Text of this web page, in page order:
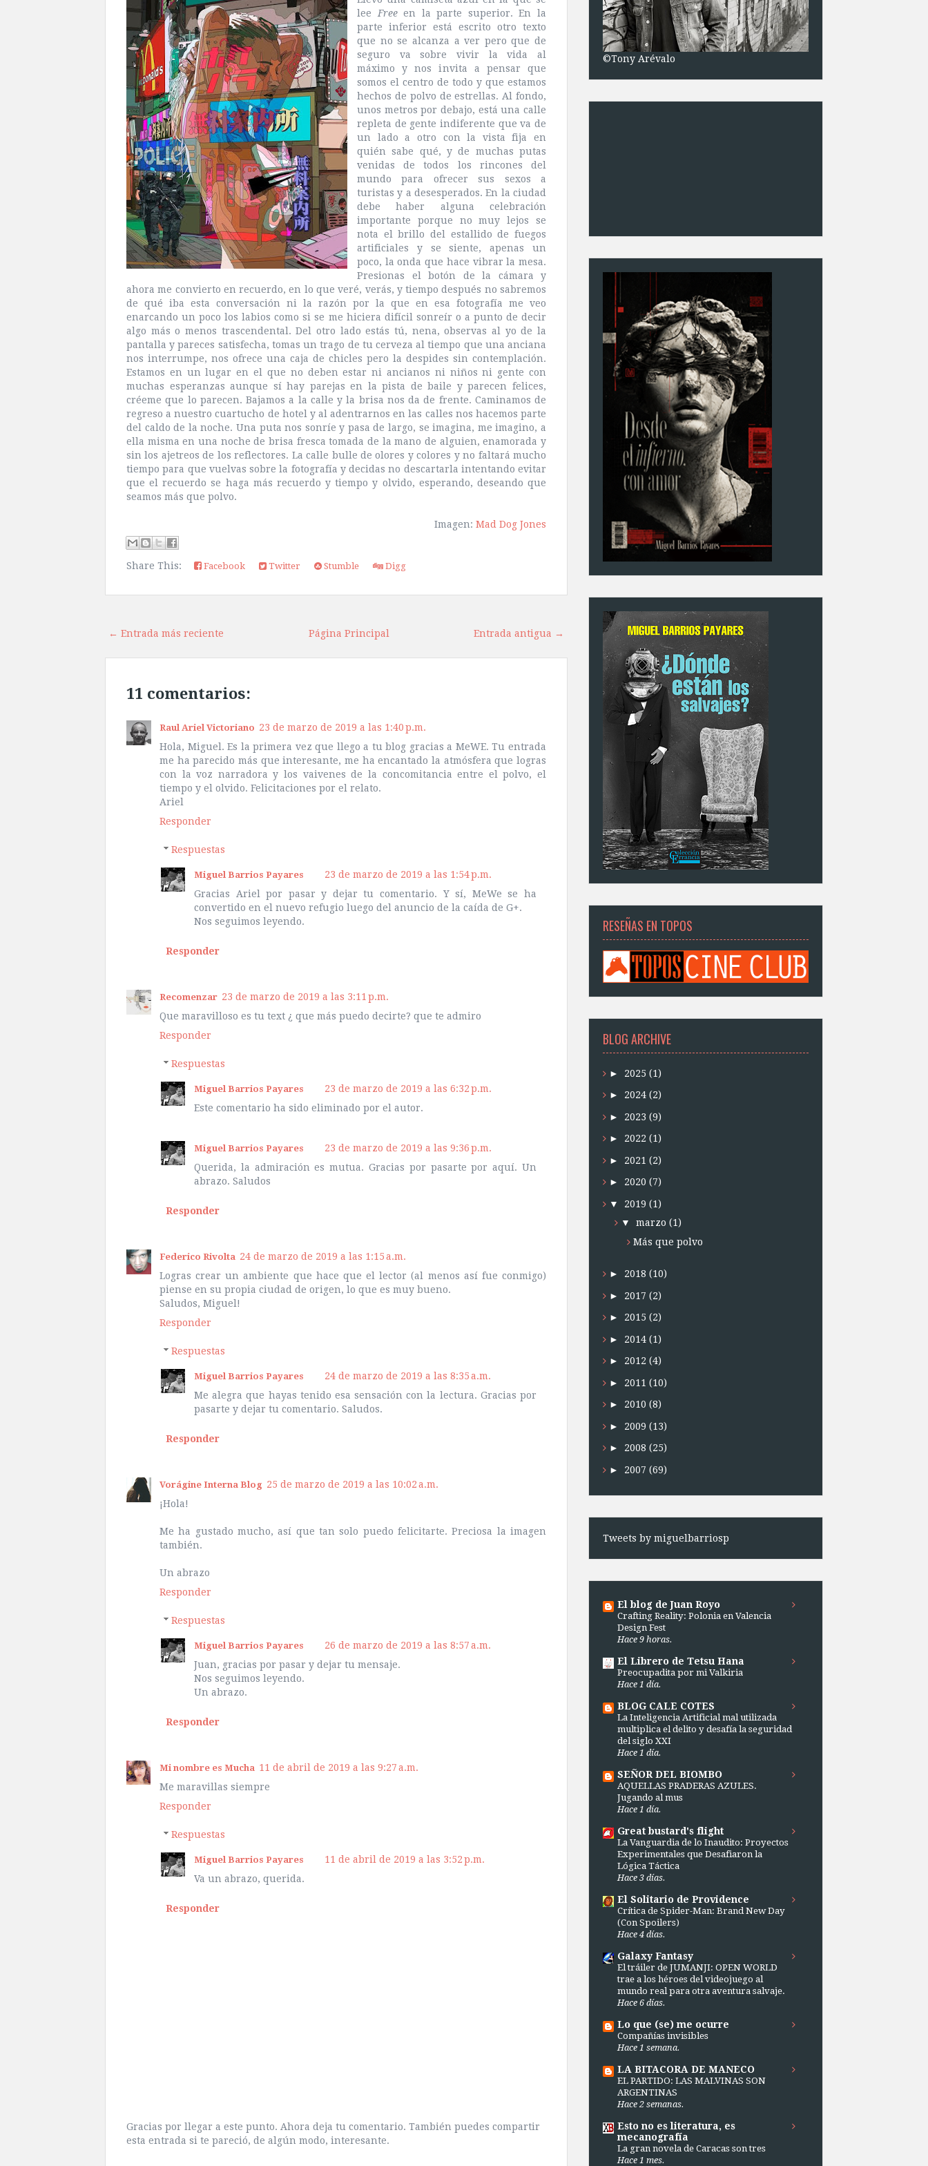
lee Freeen la parte superior. En la
parte inferior está escrito otro texto
que no se alcanza a ver pero que de
seguro va sobre vivir la vida al
máximo y nos invita a pensar que
somos el centro de todo y que estamos
hechos de polvo de estrellas. Al fondo,
unos metros por debajo, está una calle
repleta de gente indiferente que va de
un lado a otro con la vista fija en
quién sabe qué, y de muchas putas
venidas de todos los rincones del
mundo para ofrecer sus sexos a
turistas y a desesperados. En la ciudad
debe haber alguna celebración
importante porque no muy lejos se
nota el brillo del estallido de fuegos
artificiales y se siente, apenas un
poco, la onda que hace vibrar la mesa.
Presionas el botón de la cámara y
ahora me convierto en recuerdo, en lo que veré, verás, y tiempo después no sabremos
de qué iba esta conversación ni la razón por la que en esa fotografía me veo
enarcando un poco los labios como si se me hiciera difícil sonreír o a punto de decir
algo más o menos trascendental. Del otro lado estás tú, nena, observas al yo de la
pantalla y pareces satisfecha, tomas un trago de tu cerveza al tiempo que una anciana
nos interrumpe, nos ofrece una caja de chicles pero la despides sin contemplación.
Estamos en un lugar en el que no deben estar ni ancianos ni niños ni gente con
muchas esperanzas aunque sí hay parejas en la pista de baile y parecen felices,
créeme que lo parecen. Bajamos a la calle y la brisa nos da de frente. Caminamos de
regreso a nuestro cuartucho de hotel y al adentrarnos en las calles nos hacemos parte
del caldo de la noche. Una puta nos sonríe y pasa de largo, se imagina, me imagino, a
ella misma en una noche de brisa fresca tomada de la mano de alguien, enamorada y
sin los ajetreos de los reflectores. La calle bulle de olores y colores y no faltará mucho
tiempo para que vuelvas sobre la fotografía y decidas no descartarla intentando evitar
que el recuerdo se haga más recuerdo y tiempo y olvido, esperando, deseando que
seamos más que polvo.
Imagen: Mad Dog Jones
Share This: Facebook Twitter Stumble Digg
← Entrada más reciente Entrada antigua →
Página Principal
11 comentarios:
Raul Ariel Victoriano 23 de marzo de 2019 a las 1:40 p.m.
Hola, Miguel. Es la primera vez que llego a tu blog gracias a MeWE. Tu entrada
me ha parecido más que interesante, me ha encantado la atmósfera que logras
con la voz narradora y los vaivenes de la concomitancia entre el polvo, el
tiempo y el olvido. Felicitaciones por el relato.
Ariel
Responder
Respuestas
Miguel Barrios Payares
23 de marzo de 2019 a las 1:54 p.m.
Gracias Ariel por pasar y dejar tu comentario. Y sí, MeWe se ha
convertido en el nuevo refugio luego del anuncio de la caída de G+.
Nos seguimos leyendo.
Responder
Recomenzar 23 de marzo de 2019 a las 3:11 p.m.
Que maravilloso es tu text ¿ que más puedo decirte? que te admiro
Responder
Respuestas
Miguel Barrios Payares
23 de marzo de 2019 a las 6:32 p.m.
Este comentario ha sido eliminado por el autor.
Miguel Barrios Payares
23 de marzo de 2019 a las 9:36 p.m.
Querida, la admiración es mutua. Gracias por pasarte por aquí. Un
abrazo. Saludos
Responder
Federico Rivolta 24 de marzo de 2019 a las 1:15 a.m.
Logras crear un ambiente que hace que el lector (al menos así fue conmigo)
piense en su propia ciudad de origen, lo que es muy bueno.
Saludos, Miguel!
Responder
Respuestas
Miguel Barrios Payares
24 de marzo de 2019 a las 8:35 a.m.
Me alegra que hayas tenido esa sensación con la lectura. Gracias por
pasarte y dejar tu comentario. Saludos.
Responder
Vorágine Interna Blog 25 de marzo de 2019 a las 10:02 a.m.
¡Hola!
Me ha gustado mucho, así que tan solo puedo felicitarte. Preciosa la imagen
también.
Un abrazo
Responder
Respuestas
Miguel Barrios Payares
26 de marzo de 2019 a las 8:57 a.m.
Juan, gracias por pasar y dejar tu mensaje.
Nos seguimos leyendo.
Un abrazo.
Responder
Mi nombre es Mucha 11 de abril de 2019 a las 9:27 a.m.
Me maravillas siempre
Responder
Respuestas
Miguel Barrios Payares
11 de abril de 2019 a las 3:52 p.m.
Va un abrazo, querida.
Responder
Gracias por llegar a este punto. Ahora deja tu comentario. También puedes compartir
esta entrada si te pareció, de algún modo, interesante.
©Tony Arévalo
RESEÑAS EN TOPOS
BLOG ARCHIVE
► 2025 (1)
► 2024 (2)
► 2023 (9)
► 2022 (1)
► 2021 (2)
► 2020 (7)
▼
2019 (1)
▼
marzo (1)
Más que polvo
► 2018 (10)
► 2017 (2)
► 2015 (2)
► 2014 (1)
► 2012 (4)
► 2011 (10)
► 2010 (8)
► 2009 (13)
► 2008 (25)
► 2007 (69)
Tweets by miguelbarriosp
El blog de Juan Royo
Crafting Reality: Polonia en Valencia
Design Fest
Hace 9 horas.
El Librero de Tetsu Hana
Preocupadita por mi Valkiria
Hace 1 día.
BLOG CALE COTES
La Inteligencia Artificial mal utilizada
multiplica el delito y desafía la seguridad
del siglo XXI
Hace 1 día.
SEÑOR DEL BIOMBO
AQUELLAS PRADERAS AZULES.
Jugando al mus
Hace 1 día.
Great bustard's flight
La Vanguardia de lo Inaudito: Proyectos
Experimentales que Desafiaron la
Lógica Táctica
Hace 3 días.
El Solitario de Providence
Crítica de Spider-Man: Brand New Day
(Con Spoilers)
Hace 4 días.
Galaxy Fantasy
El tráiler de JUMANJI: OPEN WORLD
trae a los héroes del videojuego al
mundo real para otra aventura salvaje.
Hace 6 días.
Lo que (se) me ocurre
Compañías invisibles
Hace 1 semana.
LA BITACORA DE MANECO
EL PARTIDO: LAS MALVINAS SON
ARGENTINAS
Hace 2 semanas.
Esto no es literatura, es
mecanografía
La gran novela de Caracas son tres
Hace 1 mes.